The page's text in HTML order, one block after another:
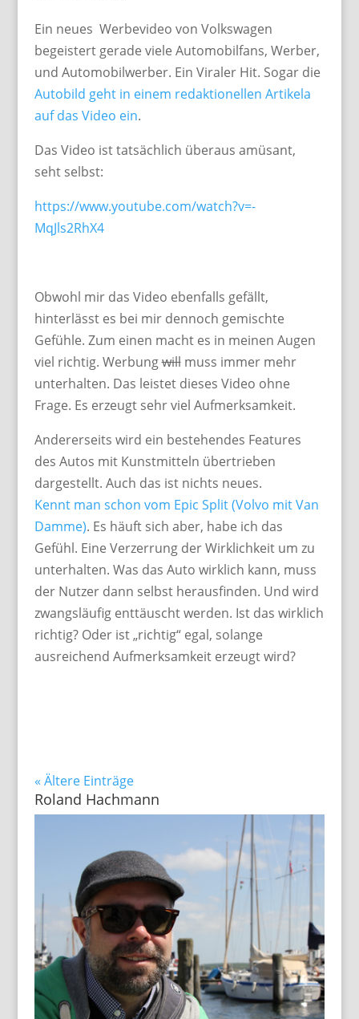
Ein neues Werbevideo von Volkswagen
begeistert gerade viele Automobilfans, Werber,
und Automobilwerber. Ein Viraler Hit. Sogar die
Autobild geht in einem redaktionellen Artikela
auf das Video ein.
Das Video ist tatsächlich überaus amüsant,
seht selbst:
https://www.youtube.com/watch?v=-
MqJls2RhX4
Obwohl mir das Video ebenfalls gefällt,
hinterlässt es bei mir dennoch gemischte
Gefühle. Zum einen macht es in meinen Augen
viel richtig. Werbungwillmuss immer mehr
unterhalten. Das leistet dieses Video ohne
Frage. Es erzeugt sehr viel Aufmerksamkeit.
Andererseits wird ein bestehendes Features
des Autos mit Kunstmitteln übertrieben
dargestellt. Auch das ist nichts neues.
Kennt man schon vom Epic Split (Volvo mit Van
Damme). Es häuft sich aber, habe ich das
Gefühl. Eine Verzerrung der Wirklichkeit um zu
unterhalten. Was das Auto wirklich kann, muss
der Nutzer dann selbst herausfinden. Und wird
zwangsläufig enttäuscht werden. Ist das wirklich
richtig? Oder ist „richtig“ egal, solange
ausreichend Aufmerksamkeit erzeugt wird?
« Ältere Einträge
Roland Hachmann